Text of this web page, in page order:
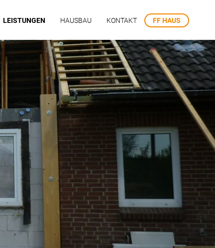
LEISTUNGEN HAUSBAU KONTAKT FF HAUS